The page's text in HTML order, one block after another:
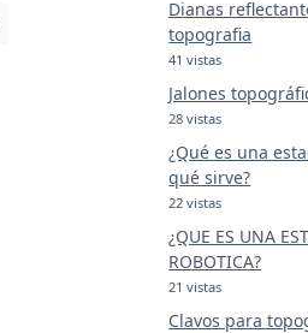
Dianas
topografia
41 vistas
Jalones
28 vistas
¿Qué es una
qué sirve?
22 vistas
¿QUE ES UNA
ROBOTICA?
21 vistas
Clavos para